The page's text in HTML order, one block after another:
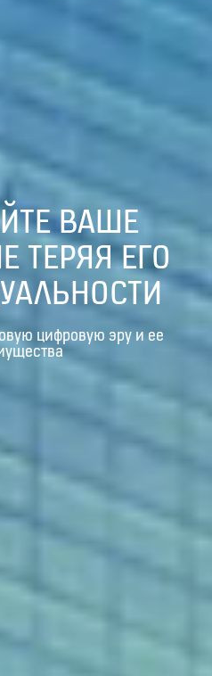
ВАШЕ
ТЕРЯЯ ЕГО
цифровую эру и ее